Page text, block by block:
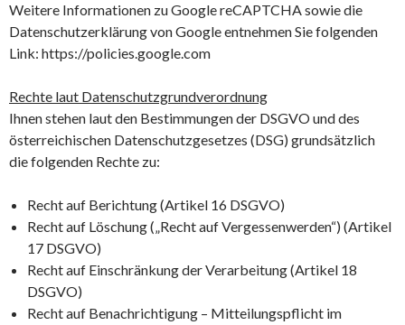
Weitere Informationen zu Google reCAPTCHA sowie die
Datenschutzerklärung von Google entnehmen Sie folgenden
Link: https://policies.google.com
Rechte laut Datenschutzgrundverordnung
Ihnen stehen laut den Bestimmungen der DSGVO und des
österreichischen Datenschutzgesetzes (DSG) grundsätzlich
die folgenden Rechte zu:
Recht auf Berichtung (Artikel 16 DSGVO)
Recht auf Löschung („Recht auf Vergessenwerden“) (Artikel
17 DSGVO)
Recht auf Einschränkung der Verarbeitung (Artikel 18
DSGVO)
Recht auf Benachrichtigung – Mitteilungspflicht im